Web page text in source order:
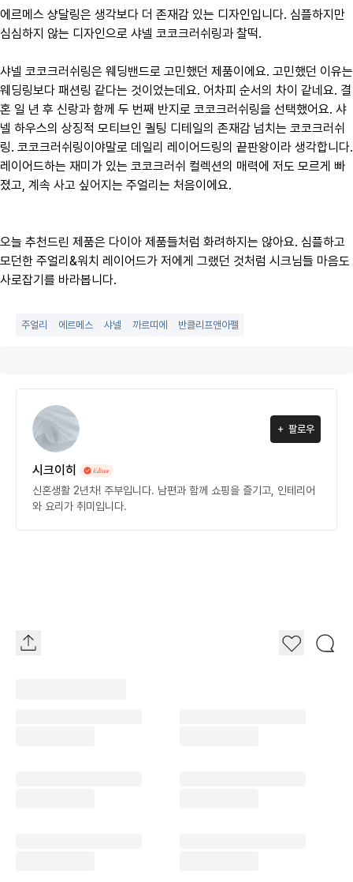
에르메스 샹달링은 생각보다 더 존재감 있는 디자인입니다. 심플하지만
심심하지 않는 디자인으로 샤넬 코코크러쉬링과 찰떡.
샤넬 코코크러쉬링은 웨딩밴드로 고민했던 제품이에요. 고민했던 이유는
웨딩링보다 패션링 같다는 것이었는데요. 어차피 순서의 차이 같네요. 결
혼 일 년 후 신랑과 함께 두 번째 반지로 코코크러쉬링을 선택했어요. 샤
넬 하우스의 상징적 모티브인 퀼팅 디테일의 존재감 넘치는 코코크러쉬
링. 코코크러쉬링이야말로 데일리 레이어드링의 끝판왕이라 생각합니다.
레이어드하는 재미가 있는 코코크러쉬 컬렉션의 매력에 저도 모르게 빠
졌고, 계속 사고 싶어지는 주얼리는 처음이에요.
오늘 추천드린 제품은 다이아 제품들처럼 화려하지는 않아요. 심플하고
모던한 주얼리&워치 레이어드가 저에게 그랬던 것처럼 시크님들 마음도
사로잡기를 바라봅니다.
주얼리 에르메스 샤넬 까르띠에 반클리프앤아펠
팔로우
시크이히
신혼생활 2년차! 주부입니다. 남편과 함께 쇼핑을 즐기고, 인테리어
와 요리가 취미입니다.